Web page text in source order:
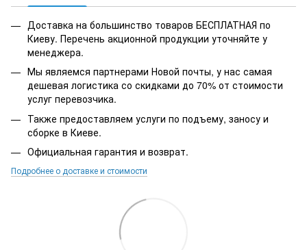
Доставка на большинство товаров БЕСПЛАТНАЯ по
Киеву. Перечень акционной продукции уточняйте у
менеджера.
Мы являемся партнерами Новой почты, у нас самая
дешевая логистика со скидками до 70% от стоимости
услуг перевозчика.
Также предоставляем услуги по подъему, заносу и
сборке в Киеве.
Официальная гарантия и возврат.
Подробнее о доставке и стоимости